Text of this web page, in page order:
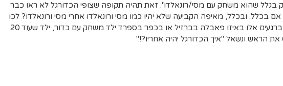
בגלל שהוא משחק עם מסי/רונאלדו". זאת תהיה תקופה שצופי הכדורגל לא ראו כבר
בכלל. ובכלל, מאיפה הקביעה שלא יהיו כמו מסי ורונאלדו אחרי מסי ורונאלדו? לכו
תדעו, אולי ברגעים אלו באיזו פאבלה בברזיל או בכפר בספרד ילד משחק עם כדור, ילד שעוד 20
את הראש ונשאל "איך הכדורגל יהיה אחריו?!"